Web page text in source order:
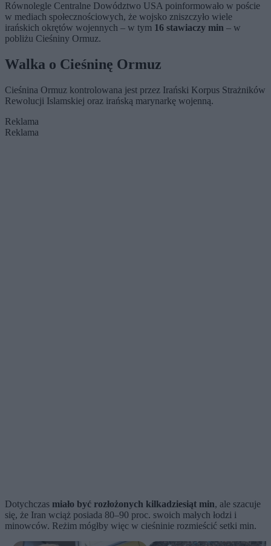
Równolegle Centralne Dowództwo USA poinformowało w poście
w mediach społecznościowych, że wojsko zniszczyło wiele
irańskich okrętów wojennych – w tym 16 stawiaczy min – w
pobliżu Cieśniny Ormuz.
Walka o Cieśninę Ormuz
Cieśnina Ormuz kontrolowana jest przez Irański Korpus Strażników
Rewolucji Islamskiej oraz irańską marynarkę wojenną.
Reklama
Reklama
Dotychczas miało być rozłożonych kilkadziesiąt min, ale szacuje
się, że Iran wciąż posiada 80–90 proc. swoich małych łodzi i
minowców. Reżim mógłby więc w cieśninie rozmieścić setki min.